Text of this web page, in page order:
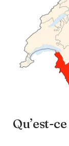
Qu’est-